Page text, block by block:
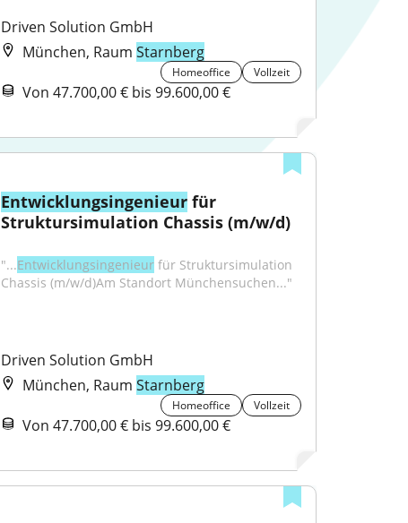
Driven Solution GmbH
München, Raum Starnberg
Homeoffice Vollzeit
Von 47.700,00 € bis 99.600,00 €
Entwicklungsingenieur für
Struktursimulation Chassis (m/w/d)
"...Entwicklungsingenieur für Struktursimulation
Chassis (m/w/d)Am Standort Münchensuchen..."
Driven Solution GmbH
München, Raum Starnberg
Homeoffice Vollzeit
Von 47.700,00 € bis 99.600,00 €